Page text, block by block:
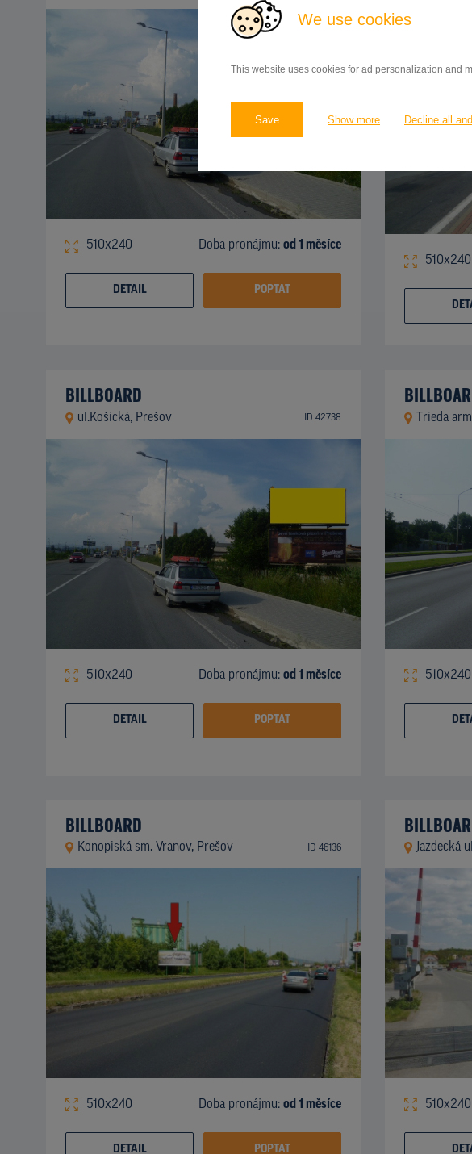
We use cookies
This website uses cookies for ad personalization and
Save Show more Decline all
510x240 Doba pronájmu: od 1 měsíce
DETAIL POPTAT
510x240
BILLBOARD
ul.Košická, Prešov ID 42738
510x240 Doba pronájmu: od 1 měsíce
DETAIL POPTAT
Trieda
510x240
BILLBOARD
Konopiská sm. Vranov, Prešov ID 46136
510x240 Doba pronájmu: od 1 měsíce
DETAIL POPTAT
Jazdecká
510x240